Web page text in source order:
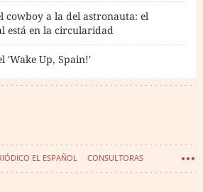
cowboy a la del astronauta: el
está en la circularidad
'Wake Up, Spain!'
EL ESPAÑOL CONSULTORAS